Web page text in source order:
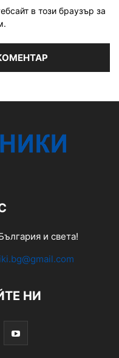
в този браузър за
и света!
НИ